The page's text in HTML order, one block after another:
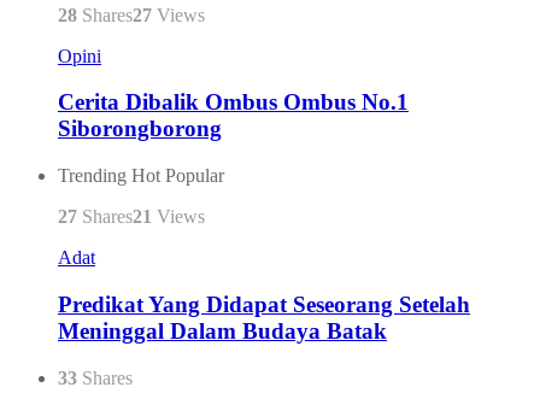
28 Shares27 Views
Opini
Cerita Dibalik Ombus Ombus No.1
Siborongborong
Trending Hot Popular
27 Shares21 Views
Adat
Predikat Yang Didapat Seseorang Setelah
Meninggal Dalam Budaya Batak
33 Shares